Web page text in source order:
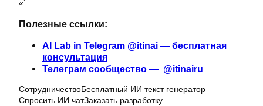
«`
Полезные ссылки:
AI Lab in Telegram @itinai — бесплатная
консультация
Телеграм сообщество — @itinairu
СотрудничествоБесплатный ИИ текст генератор
Спросить ИИ чатЗаказать разработку